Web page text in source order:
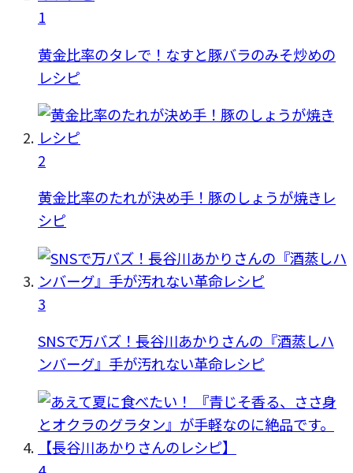
1
黄金比率のタレで！なすと豚バラのみそ炒めの
レシピ
2
黄金比率のたれが決め手！豚のしょうが焼きレ
シピ
3
SNSで万バズ！長谷川あかりさんの『酒蒸しハ
ンバーグ』手が汚れない革命レシピ